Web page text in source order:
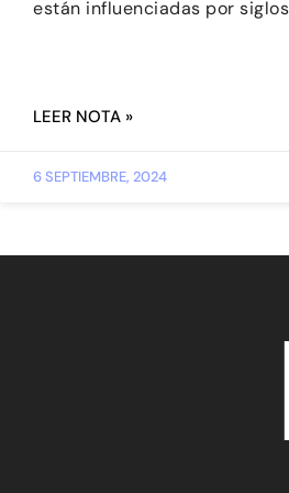
están influenciadas por
LEER NOTA »
6 SEPTIEMBRE, 2024